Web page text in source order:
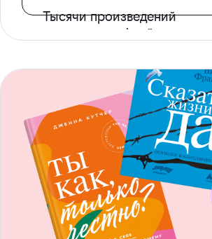
Тысячи произведений
с доступом офлайн